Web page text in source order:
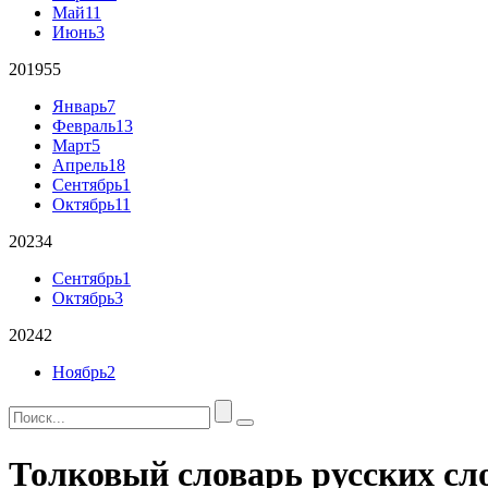
Май11
Июнь3
201955
Январь7
Февраль13
Март5
Апрель18
Сентябрь1
Октябрь11
20234
Сентябрь1
Октябрь3
20242
Ноябрь2
Толковый словарь русских